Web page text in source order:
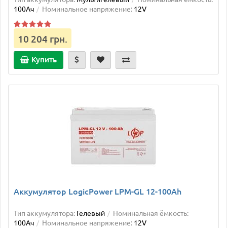
100Ач
Номинальное напряжение: 12V
10 204 грн.
Купить
Аккумулятор LogicPower LPM-GL 12-100Ah
Тип аккумулятора: Гелевый
Номинальная ёмкость:
100Ач
Номинальное напряжение: 12V